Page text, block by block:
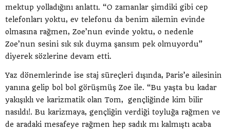
mektup yolladığını anlattı. “O zamanlar şimdiki gibi cep
telefonları yoktu, ev telefonu da benim ailemin evinde
olmasına rağmen, Zoe’nun evinde yoktu, o nedenle
Zoe’nun sesini sık sık duyma şansım pek olmuyordu”
diyerek sözlerine devam etti.
Yaz dönemlerinde ise staj süreçleri dışında, Paris’e ailesinin
yanına gelip bol bol görüşmüş Zoe ile. “Bu yaşta bu kadar
yakışıklı ve karizmatik olan Tom, gençliğinde kim bilir
nasıldı!. Bu karizmaya, gençliğin verdiği toyluğa rağmen ve
de aradaki mesafeye rağmen hep sadık mı kalmıştı acaba